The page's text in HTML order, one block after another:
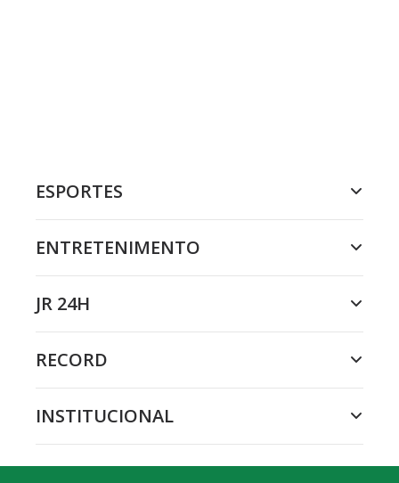
ESPORTES
ENTRETENIMENTO
JR 24H
RECORD
INSTITUCIONAL